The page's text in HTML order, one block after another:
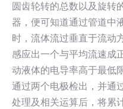
圆齿轮转的总数以及旋转
器，便可知道通过管道中
时，流体流过垂直于流动
感应出一个与平均流速成
动液体的电导率高于最低
通过两个电极检出，并通
处理及相关运算后，将累